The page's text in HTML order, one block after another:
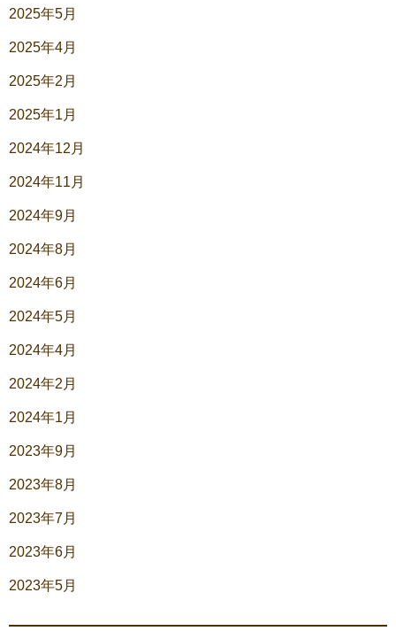
2025年5月
2025年4月
2025年2月
2025年1月
2024年12月
2024年11月
2024年9月
2024年8月
2024年6月
2024年5月
2024年4月
2024年2月
2024年1月
2023年9月
2023年8月
2023年7月
2023年6月
2023年5月